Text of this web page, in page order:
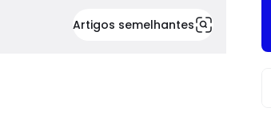
Artigos semelhantes